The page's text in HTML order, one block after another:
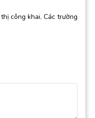
công khai. Các trường